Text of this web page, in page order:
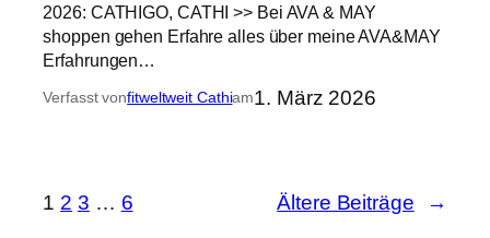
2026: CATHIGO, CATHI >> Bei AVA & MAY
shoppen gehen Erfahre alles über meine AVA&MAY
Erfahrungen…
Verfasst vonfitweltweit Cathiam1. März 2026
1 2 3 … 6 Ältere Beiträge →